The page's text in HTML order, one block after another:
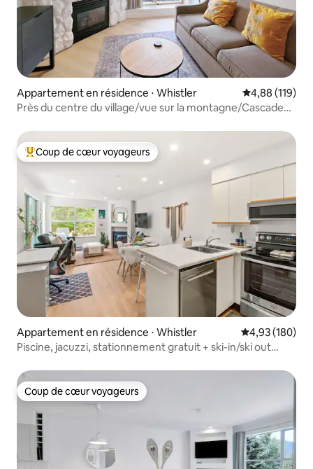
Appartement en résidence ⋅ Whistler Évaluation
4,88 (119)
Près du centre du village/vue sur la montagne/Cascade
Coups de cœur voyageurs les plus appréciés
Coup de cœur voyageurs
Appartement en résidence ⋅ Whistler Évaluation
4,93 (180)
Piscine, jacuzzi, stationnement gratuit + ski-in/ski out
Coup de cœur voyageurs
Coup de cœur voyageurs